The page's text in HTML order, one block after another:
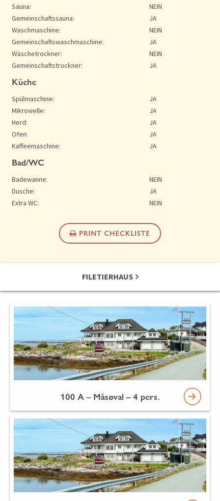
Sauna:
NEIN
Gemeinschaftssauna:
JA
Waschmaschine:
NEIN
Gemeinschaftswaschmaschine:
JA
Wäschetrockner:
NEIN
Gemeinschaftstrockner:
JA
Küche
Spülmaschine:
JA
Mikrowelle:
JA
Herd:
JA
Ofen:
JA
Kaffeemaschine:
JA
Bad/WC
Badewanne:
NEIN
Dusche:
JA
Extra WC:
NEIN
PRINT CHECKLISTE
FILETIERHAUS
100 A – Måsøval – 4 pers.